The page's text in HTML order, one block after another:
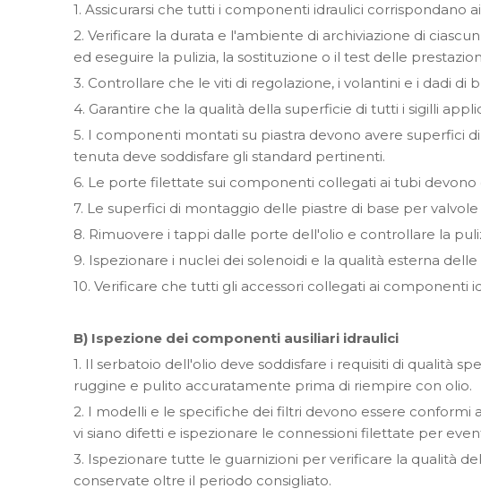
1. Assicurarsi che tutti i componenti idraulici
2. Verificare la durata e l'ambiente di archiviazione di
ed eseguire la pulizia, la sostituzione o il test delle
3. Controllare che le viti di regolazione, i volantini e i dadi
4. Garantire che la qualità della superficie di tutti i sigilli
5. I componenti montati su piastra devono avere superfici
tenuta deve soddisfare gli standard pertinenti.
6. Le porte filettate sui componenti collegati ai tubi
7. Le superfici di montaggio delle piastre di base per
8. Rimuovere i tappi dalle porte dell'olio e controllare la
9. Ispezionare i nuclei dei solenoidi e la qualità esterna
10. Verificare che tutti gli accessori collegati ai componenti
B) Ispezione dei componenti ausiliari idraulici
1. Il serbatoio dell'olio deve soddisfare i requisiti di qualità
ruggine e pulito accuratamente prima di riempire con olio.
2. I modelli e le specifiche dei filtri devono essere
vi siano difetti e ispezionare le connessioni filettate per
3. Ispezionare tutte le guarnizioni per verificare la qualità
conservate oltre il periodo consigliato.